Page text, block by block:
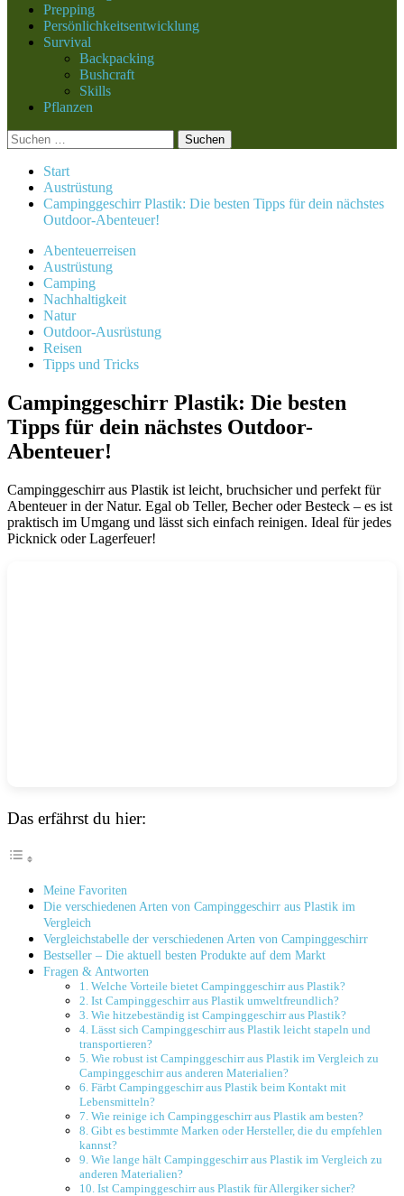
Prepping
Persönlichkeitsentwicklung
Survival
Backpacking
Bushcraft
Skills
Pflanzen
Suchen
nach:
Start
Austrüstung
Campinggeschirr Plastik: Die besten Tipps für dein nächstes
Outdoor-Abenteuer!
Abenteuerreisen
Austrüstung
Camping
Nachhaltigkeit
Natur
Outdoor-Ausrüstung
Reisen
Tipps und Tricks
Campinggeschirr Plastik: Die besten
Tipps für dein nächstes Outdoor-
Abenteuer!
Campinggeschirr aus Plastik ist leicht, bruchsicher und perfekt für
Abenteuer in der Natur. Egal ob Teller, Becher oder Besteck – es ist
praktisch im Umgang und lässt sich einfach reinigen. Ideal für jedes
Picknick oder Lagerfeuer!
Das erfährst du hier:
Meine Favoriten
Die verschiedenen ⁤Arten ⁣von ‍Campinggeschirr aus Plastik im
Vergleich
Vergleichstabelle der verschiedenen Arten ⁢von Campinggeschirr
Bestseller – Die aktuell​ besten Produkte auf dem Markt
Fragen & Antworten
1. Welche Vorteile ​bietet Campinggeschirr aus Plastik?
2. Ist Campinggeschirr aus Plastik umweltfreundlich?
3. Wie hitzebeständig ⁢ist Campinggeschirr‍ aus Plastik?
4. Lässt sich Campinggeschirr aus Plastik leicht stapeln und
transportieren?
5. Wie robust ist Campinggeschirr aus‍ Plastik⁤ im Vergleich zu
⁣Campinggeschirr ⁤aus ⁤anderen Materialien?
6. Färbt Campinggeschirr ⁢aus Plastik beim Kontakt mit‌
Lebensmitteln?
7. Wie reinige ich‍ Campinggeschirr aus Plastik am ‌besten?
8. Gibt es bestimmte Marken oder Hersteller,⁣ die du⁣ empfehlen
kannst?
9. Wie lange hält‌ Campinggeschirr aus⁤ Plastik im Vergleich zu
anderen Materialien?
10. Ist Campinggeschirr aus Plastik für⁣ Allergiker sicher?